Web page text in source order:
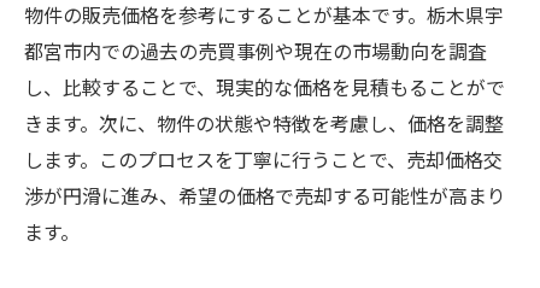
物件の販売価格を参考にすることが基本です。栃木県宇
都宮市内での過去の売買事例や現在の市場動向を調査
し、比較することで、現実的な価格を見積もることがで
きます。次に、物件の状態や特徴を考慮し、価格を調整
します。このプロセスを丁寧に行うことで、売却価格交
渉が円滑に進み、希望の価格で売却する可能性が高まり
ます。